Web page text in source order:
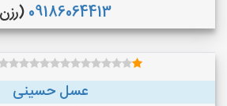
09186064413
عسل حسینی